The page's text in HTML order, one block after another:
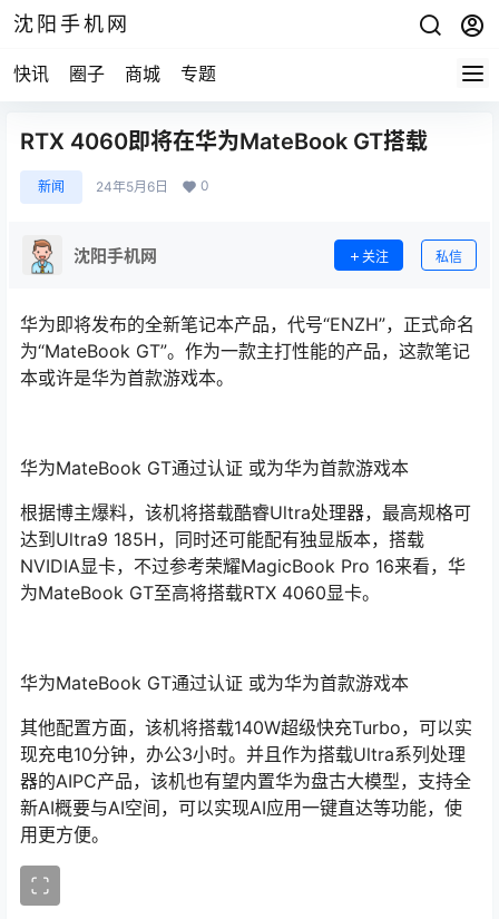
沈阳手机网
快讯 圈子 商城 专题
RTX 4060即将在华为MateBook GT搭载
新闻 24年5月6日 0
沈阳手机网 关注 私信
华为即将发布的全新笔记本产品，代号“ENZH”，正式命名
为“MateBook GT”。作为一款主打性能的产品，这款笔记
本或许是华为首款游戏本。
华为MateBook GT通过认证 或为华为首款游戏本
根据博主爆料，该机将搭载酷睿Ultra处理器，最高规格可
达到Ultra9 185H，同时还可能配有独显版本，搭载
NVIDIA显卡，不过参考荣耀MagicBook Pro 16来看，华
为MateBook GT至高将搭载RTX 4060显卡。
华为MateBook GT通过认证 或为华为首款游戏本
其他配置方面，该机将搭载140W超级快充Turbo，可以实
现充电10分钟，办公3小时。并且作为搭载Ultra系列处理
器的AIPC产品，该机也有望内置华为盘古大模型，支持全
新AI概要与AI空间，可以实现AI应用一键直达等功能，使
用更方便。​​​